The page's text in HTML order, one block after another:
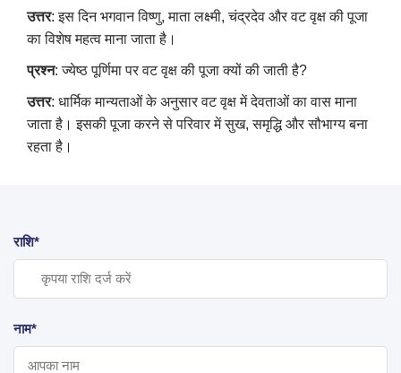
उत्तर: इस दिन भगवान विष्णु, माता लक्ष्मी, चंद्रदेव और वट वृक्ष की पूजा
का विशेष महत्व माना जाता है।
प्रश्न: ज्येष्ठ पूर्णिमा पर वट वृक्ष की पूजा क्यों की जाती है?
उत्तर: धार्मिक मान्यताओं के अनुसार वट वृक्ष में देवताओं का वास माना
जाता है। इसकी पूजा करने से परिवार में सुख, समृद्धि और सौभाग्य बना
रहता है।
राशि*
नाम*